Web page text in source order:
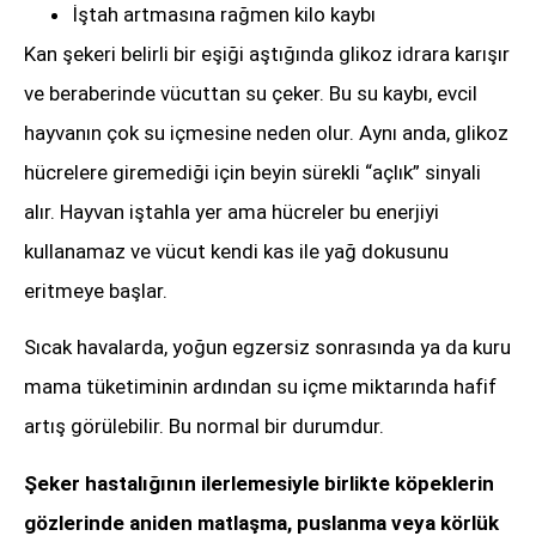
İştah artmasına rağmen kilo kaybı
Kan şekeri belirli bir eşiği aştığında glikoz idrara karışır
ve beraberinde vücuttan su çeker. Bu su kaybı, evcil
hayvanın çok su içmesine neden olur. Aynı anda, glikoz
hücrelere giremediği için beyin sürekli “açlık” sinyali
alır. Hayvan iştahla yer ama hücreler bu enerjiyi
kullanamaz ve vücut kendi kas ile yağ dokusunu
eritmeye başlar.
Sıcak havalarda, yoğun egzersiz sonrasında ya da kuru
mama tüketiminin ardından su içme miktarında hafif
artış görülebilir. Bu normal bir durumdur.
Şeker hastalığının ilerlemesiyle birlikte köpeklerin
gözlerinde aniden matlaşma, puslanma veya körlük